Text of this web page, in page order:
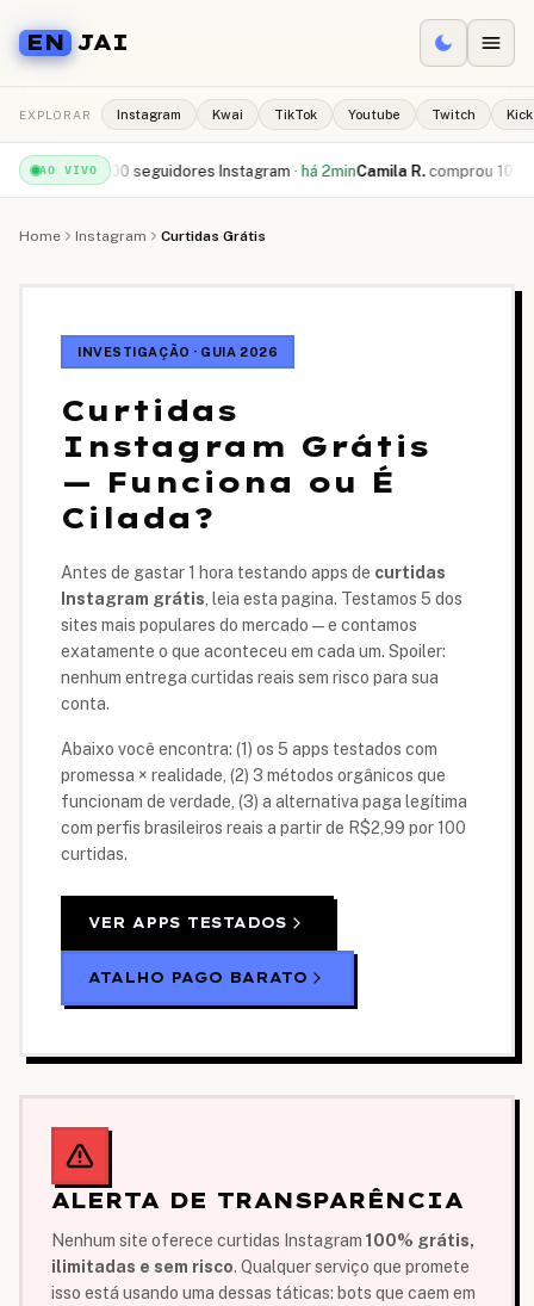
EN JAI
EXPLORAR Instagram Kwai TikTok Youtube Twitch Kick
AO VIVO
500 seguidores Instagram ·há 2minCamila R. comprou 10.000
Home Instagram Curtidas Grátis
INVESTIGAÇÃO · GUIA 2026
Curtidas
Instagram Grátis
— Funciona ou É
Cilada?
Antes de gastar 1 hora testando apps de curtidas
Instagram grátis , leia esta pagina. Testamos 5 dos
sites mais populares do mercado — e contamos
exatamente o que aconteceu em cada um. Spoiler:
nenhum entrega curtidas reais sem risco para sua
conta.
Abaixo você encontra: (1) os 5 apps testados com
promessa × realidade, (2) 3 métodos orgânicos que
funcionam de verdade, (3) a alternativa paga legítima
com perfis brasileiros reais a partir de R$2,99 por 100
curtidas.
VER APPS TESTADOS
ATALHO PAGO BARATO
ALERTA DE TRANSPARÊNCIA
Nenhum site oferece curtidas Instagram 100% grátis,
ilimitadas e sem risco. Qualquer serviço que promete
isso está usando uma dessas táticas: bots que caem em